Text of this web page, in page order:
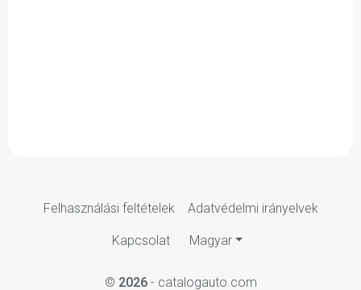
Felhasználási feltételek Adatvédelmi irányelvek
Kapcsolat Magyar
© 2026- catalogauto.com